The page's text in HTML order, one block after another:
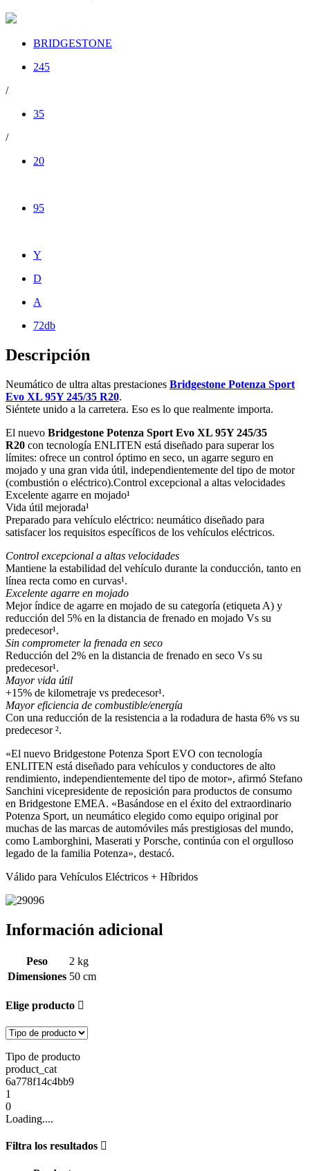
BRIDGESTONE
245
/
35
/
20
95
Y
D
A
72db
Descripción
Neumático de ultra altas prestaciones Bridgestone Potenza Sport
Evo XL 95Y 245/35 R20.
Siéntete unido a la carretera. Eso es lo que realmente importa.
El nuevo Bridgestone Potenza Sport Evo XL 95Y 245/35
R20 con tecnología ENLITEN está diseñado para superar los
límites: ofrece un control óptimo en seco, un agarre seguro en
mojado y una gran vida útil, independientemente del tipo de motor
(combustión o eléctrico).Control excepcional a altas velocidades
Excelente agarre en mojado¹
Vida útil mejorada¹
Preparado para vehículo eléctrico: neumático diseñado para
satisfacer los requisitos específicos de los vehículos eléctricos.
Control excepcional a altas velocidades
Mantiene la estabilidad del vehículo durante la conducción, tanto en
línea recta como en curvas¹.
Excelente agarre en mojado
Mejor índice de agarre en mojado de su categoría (etiqueta A) y
reducción del 5% en la distancia de frenado en mojado Vs su
predecesor¹.
Sin comprometer la frenada en seco
Reducción del 2% en la distancia de frenado en seco Vs su
predecesor¹.
Mayor vida útil
+15% de kilometraje vs predecesor¹.
Mayor eficiencia de combustible/energía
Con una reducción de la resistencia a la rodadura de hasta 6% vs su
predecesor ².
«El nuevo Bridgestone Potenza Sport EVO con tecnología
ENLITEN está diseñado para vehículos y conductores de alto
rendimiento, independientemente del tipo de motor», afirmó Stefano
Sanchini vicepresidente de reposición para productos de consumo
en Bridgestone EMEA. «Basándose en el éxito del extraordinario
Potenza Sport, un neumático elegido como equipo original por
muchas de las marcas de automóviles más prestigiosas del mundo,
como Lamborghini, Maserati y Porsche, continúa con el orgulloso
legado de la familia Potenza», destacó.
Válido para Vehículos Eléctricos + Híbridos
Información adicional
Peso
2 kg
Dimensiones 50 cm
Elige producto
Tipo de producto
product_cat
6a778f14c4bb9
1
0
Loading....
Filtra los resultados